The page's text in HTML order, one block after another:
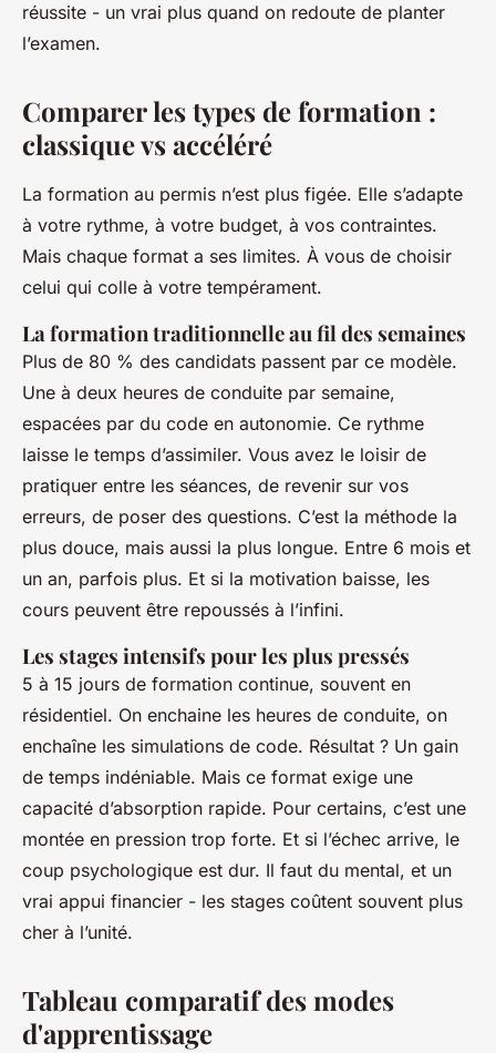
réussite - un vrai plus quand on redoute de planter
l’examen.
Comparer les types de formation :
classique vs accéléré
La formation au permis n’est plus figée. Elle s’adapte
à votre rythme, à votre budget, à vos contraintes.
Mais chaque format a ses limites. À vous de choisir
celui qui colle à votre tempérament.
La formation traditionnelle au fil des semaines
Plus de 80 % des candidats passent par ce modèle.
Une à deux heures de conduite par semaine,
espacées par du code en autonomie. Ce rythme
laisse le temps d’assimiler. Vous avez le loisir de
pratiquer entre les séances, de revenir sur vos
erreurs, de poser des questions. C’est la méthode la
plus douce, mais aussi la plus longue. Entre 6 mois et
un an, parfois plus. Et si la motivation baisse, les
cours peuvent être repoussés à l’infini.
Les stages intensifs pour les plus pressés
5 à 15 jours de formation continue, souvent en
résidentiel. On enchaine les heures de conduite, on
enchaîne les simulations de code. Résultat ? Un gain
de temps indéniable. Mais ce format exige une
capacité d’absorption rapide. Pour certains, c’est une
montée en pression trop forte. Et si l’échec arrive, le
coup psychologique est dur. Il faut du mental, et un
vrai appui financier - les stages coûtent souvent plus
cher à l’unité.
Tableau comparatif des modes
d'apprentissage